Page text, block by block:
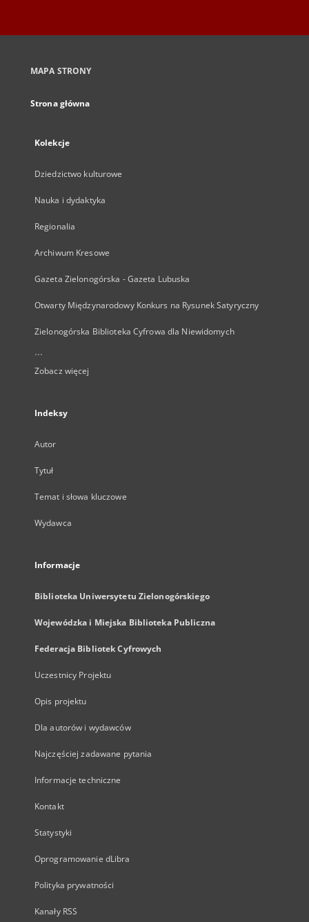
MAPA STRONY
Strona główna
Kolekcje
Dziedzictwo kulturowe
Nauka i dydaktyka
Regionalia
Archiwum Kresowe
Gazeta Zielonogórska - Gazeta Lubuska
Otwarty Międzynarodowy Konkurs na Rysunek Satyryczny
Zielonogórska Biblioteka Cyfrowa dla Niewidomych
...
Zobacz więcej
Indeksy
Autor
Tytuł
Temat i słowa kluczowe
Wydawca
Informacje
Biblioteka Uniwersytetu Zielonogórskiego
Wojewódzka i Miejska Biblioteka Publiczna
Federacja Bibliotek Cyfrowych
Uczestnicy Projektu
Opis projektu
Dla autorów i wydawców
Najczęściej zadawane pytania
Informacje techniczne
Kontakt
Statystyki
Oprogramowanie dLibra
Polityka prywatności
Kanały RSS